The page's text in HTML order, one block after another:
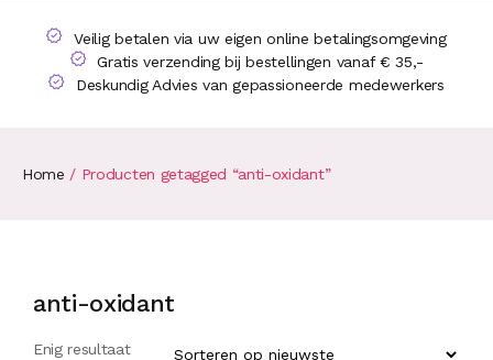
Veilig betalen via uw eigen online betalingsomgeving
Gratis verzending bij bestellingen vanaf € 35,-
Deskundig Advies van gepassioneerde medewerkers
Home / Producten getagged “anti-oxidant”
anti-oxidant
Enig resultaat